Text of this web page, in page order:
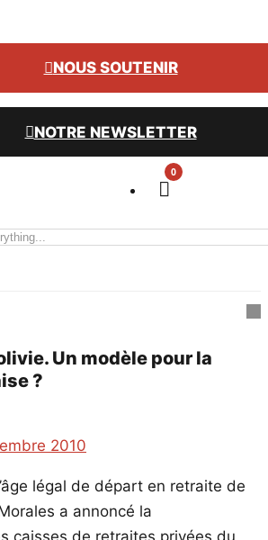
NOUS SOUTENIR
NOTRE NEWSLETTER
0
Un modèle pour la
?
2010
légal de départ en retraite de
a annoncé la
caisses de retraites privées du